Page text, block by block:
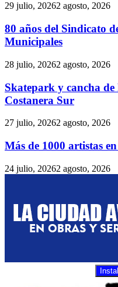
29 julio, 20262 agosto, 2026
80 años del Sindicato
Municipales
28 julio, 20262 agosto, 2026
Skatepark y cancha de
Costanera Sur
27 julio, 20262 agosto, 2026
Más de 1000 artistas
24 julio, 20262 agosto, 2026